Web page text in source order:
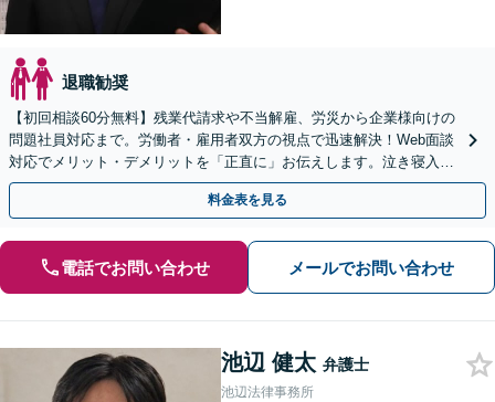
退職勧奨
【初回相談60分無料】残業代請求や不当解雇、労災から企業様向けの
問題社員対応まで。労働者・雇用者双方の視点で迅速解決！Web面談
対応でメリット・デメリットを「正直に」お伝えします。泣き寝入り
するまえにご相談ください。
料金表を見る
電話でお問い合わせ メールでお問い合わせ
池辺 健太 弁護士
池辺法律事務所